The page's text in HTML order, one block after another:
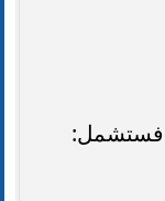
فستشمل: